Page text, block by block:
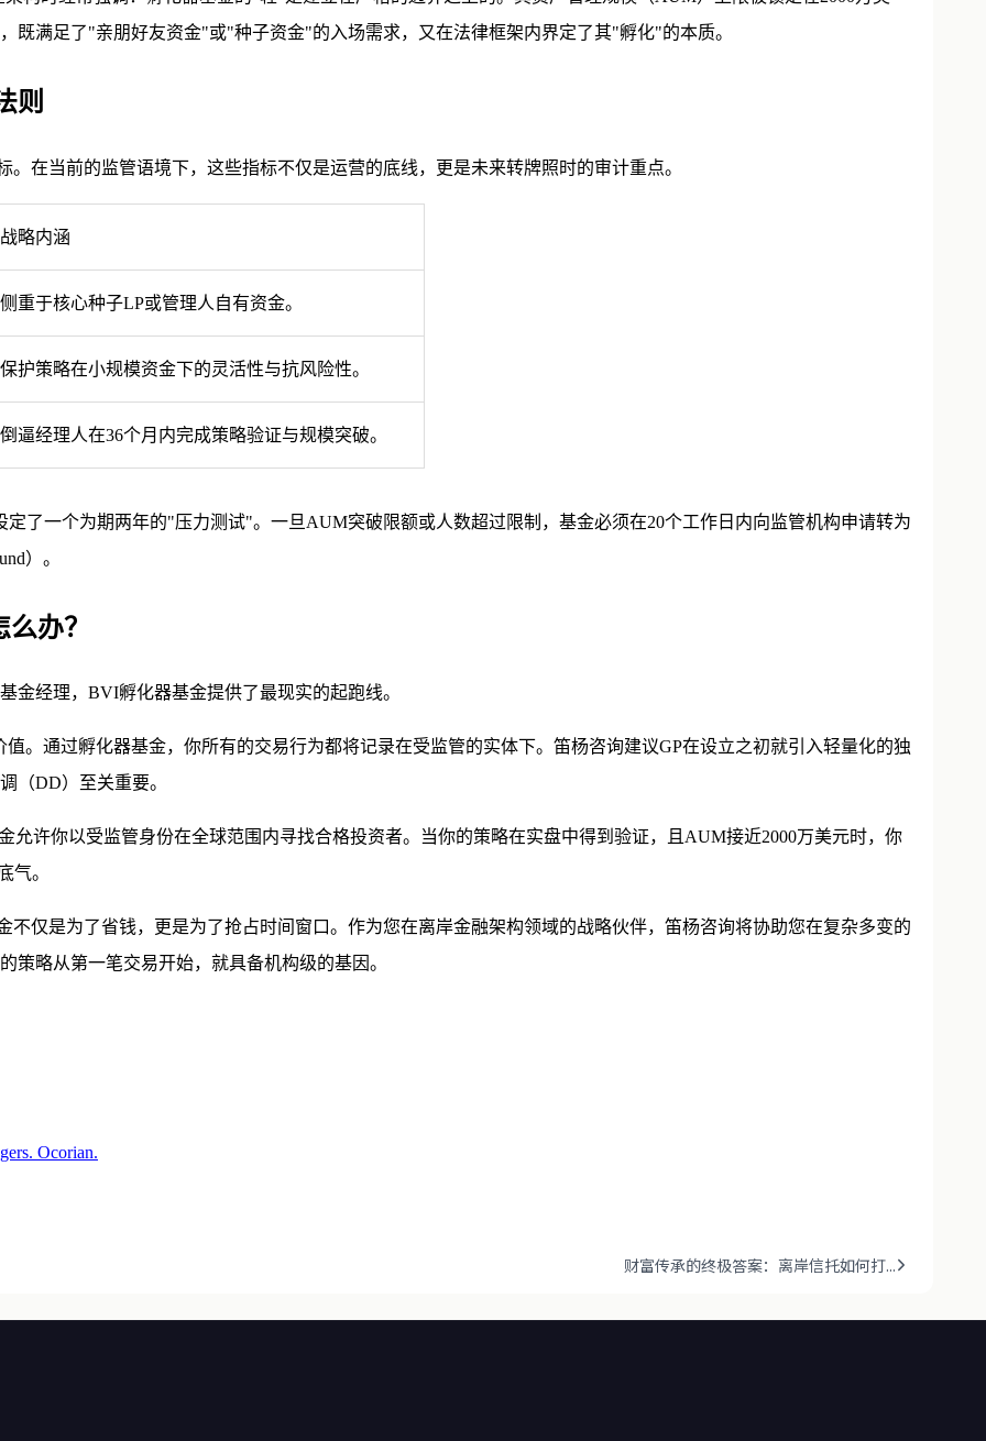
既满足了"亲朋好友资金"或"种子资金"的入场需求，又在法律框架内界定了其"孵化"的本质。
则
在当前的监管语境下，这些指标不仅是运营的底线，更是未来转牌照时的审计重点。
战略内涵
侧重于核心种子LP或管理人自有资金。
保护策略在小规模资金下的灵活性与抗风险性。
倒逼经理人在36个月内完成策略验证与规模突破。
了一个为期两年的"压力测试"。一旦AUM突破限额或人数超过限制，基金必须在20个工作日内向监管机构申请转为
）。
办？
金经理，BVI孵化器基金提供了最现实的起跑线。
。通过孵化器基金，你所有的交易行为都将记录在受监管的实体下。笛杨咨询建议GP在设立之初就引入轻量化的独
（DD）至关重要。
允许你以受监管身份在全球范围内寻找合格投资者。当你的策略在实盘中得到验证，且AUM接近2000万美元时，你
气。
仅是为了省钱，更是为了抢占时间窗口。作为您在离岸金融架构领域的战略伙伴，笛杨咨询将协助您在复杂多变的
策略从第一笔交易开始，就具备机构级的基因。
Ocorian.
财富传承的终极答案：离岸信托如何打...